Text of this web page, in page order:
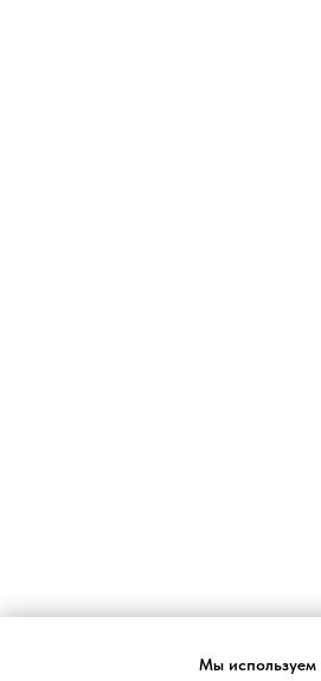
Мы используем